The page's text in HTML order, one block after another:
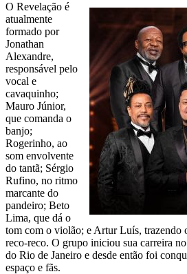
O Revelação é
atualmente
formado por
Jonathan
Alexandre,
responsável pelo
vocal e
cavaquinho;
Mauro Júnior,
que comanda o
banjo;
Rogerinho, ao
som envolvente
do tantã; Sérgio
Rufino, no ritmo
marcante do
pandeiro; Beto
Lima, que dá o
tom com o violão; e Artur Luís, trazendo
reco-reco. O grupo iniciou sua carreira
do Rio de Janeiro e desde então foi
espaço e fãs.